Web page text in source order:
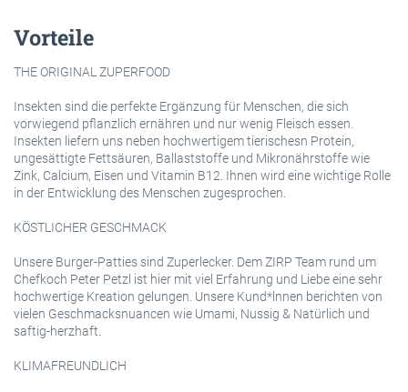
Vorteile
THE ORIGINAL ZUPERFOOD
Insekten sind die perfekte Ergänzung für Menschen, die sich
vorwiegend pflanzlich ernähren und nur wenig Fleisch essen.
Insekten liefern uns neben hochwertigem tierischesn Protein,
ungesättigte Fettsäuren, Ballaststoffe und Mikronährstoffe wie
Zink, Calcium, Eisen und Vitamin B12. Ihnen wird eine wichtige Rolle
in der Entwicklung des Menschen zugesprochen.
KÖSTLICHER GESCHMACK
Unsere Burger-Patties sind Zuperlecker. Dem ZIRP Team rund um
Chefkoch Peter Petzl ist hier mit viel Erfahrung und Liebe eine sehr
hochwertige Kreation gelungen. Unsere Kund*lnnen berichten von
vielen Geschmacksnuancen wie Umami, Nussig & Natürlich und
saftig-herzhaft.
KLIMAFREUNDLICH